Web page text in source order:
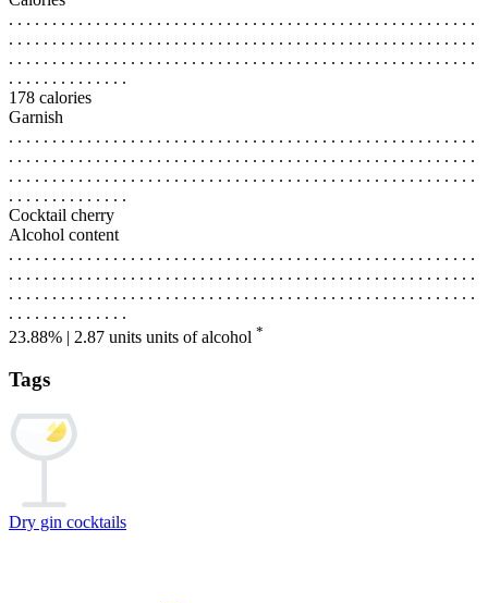
. . . . . . . . . . . . . . . . . . . . . . . . . . . . . . . . . . . . . . . . . . . . . . . . . . . . . .
. . . . . . . . . . . . . . . . . . . . . . . . . . . . . . . . . . . . . . . . . . . . . . . . . . . . . .
. . . . . . . . . . . . . . . . . . . . . . . . . . . . . . . . . . . . . . . . . . . . . . . . . . . . . .
. . . . . . . . . . . . . .
178 calories
Garnish
. . . . . . . . . . . . . . . . . . . . . . . . . . . . . . . . . . . . . . . . . . . . . . . . . . . . . .
. . . . . . . . . . . . . . . . . . . . . . . . . . . . . . . . . . . . . . . . . . . . . . . . . . . . . .
. . . . . . . . . . . . . . . . . . . . . . . . . . . . . . . . . . . . . . . . . . . . . . . . . . . . . .
. . . . . . . . . . . . . .
Cocktail cherry
Alcohol content
. . . . . . . . . . . . . . . . . . . . . . . . . . . . . . . . . . . . . . . . . . . . . . . . . . . . . .
. . . . . . . . . . . . . . . . . . . . . . . . . . . . . . . . . . . . . . . . . . . . . . . . . . . . . .
. . . . . . . . . . . . . . . . . . . . . . . . . . . . . . . . . . . . . . . . . . . . . . . . . . . . . .
. . . . . . . . . . . . . .
23.88% | 2.87 units units of alcohol *
Tags
Dry gin cocktails